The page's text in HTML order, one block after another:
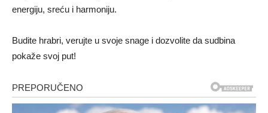
energiju, sreću i harmoniju.
Budite hrabri, verujte u svoje snage i dozvolite da sudbina
pokaže svoj put!